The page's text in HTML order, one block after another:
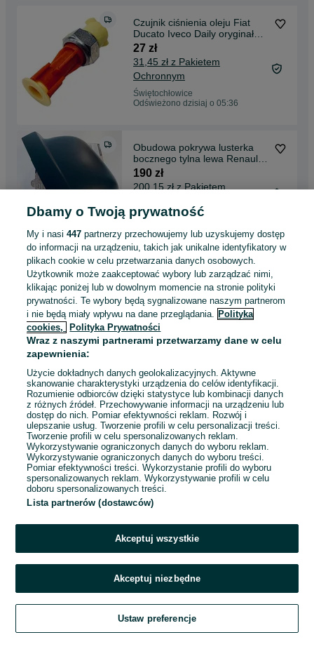
Czujnik ciśnienia oleju Fiat
Ducato Iveco Daily oryginał
nowy
27 zł
31,45 zł z Pakietem
Ochronnym
Świętochłowice
Odświeżono dzisiaj o 05:36
Obudowa pokrywa lusterka
bocznego tylna lewa Renault
Trafic 2021 Lift
190 zł
200,15 zł z Pakietem
Świętochłowice
Zderzak lewy narożnik
przedniego zderzaka lewy
czarny Fiat Ducato po 2014
735684862 oryginał
380 zł
Świętochłowice
Odświeżono dzisiaj o 05:22
1 2 3 ... 50
Zadzwoń / SMS
Szukaj Obserwujesz Dodaj Czat Konto
Dbamy o Twoją prywatność
My i nasi447 partnerzy przechowujemy lub uzyskujemy dostęp
do informacji na urządzeniu, takich jak unikalne identyfikatory w
plikach cookie w celu przetwarzania danych osobowych.
Użytkownik może zaakceptować wybory lub zarządzać nimi,
klikając poniżej lub w dowolnym momencie na stronie polityki
prywatności. Te wybory będą sygnalizowane naszym partnerom
i nie będą miały wpływu na dane przeglądania. Polityka
cookies,
Polityka Prywatności
Wraz z naszymi partnerami przetwarzamy dane w celu
zapewnienia:
Użycie dokładnych danych geolokalizacyjnych. Aktywne
skanowanie charakterystyki urządzenia do celów identyfikacji.
Rozumienie odbiorców dzięki statystyce lub kombinacji danych
z różnych źródeł. Przechowywanie informacji na urządzeniu lub
dostęp do nich. Pomiar efektywności reklam. Rozwój i
ulepszanie usług. Tworzenie profili w celu personalizacji treści.
Tworzenie profili w celu spersonalizowanych reklam.
Wykorzystywanie ograniczonych danych do wyboru reklam.
Wykorzystywanie ograniczonych danych do wyboru treści.
Pomiar efektywności treści. Wykorzystanie profili do wyboru
spersonalizowanych reklam. Wykorzystywanie profili w celu
doboru spersonalizowanych treści.
Lista partnerów (dostawców)
Akceptuj wszystkie
Akceptuj niezbędne
Ustaw preferencje